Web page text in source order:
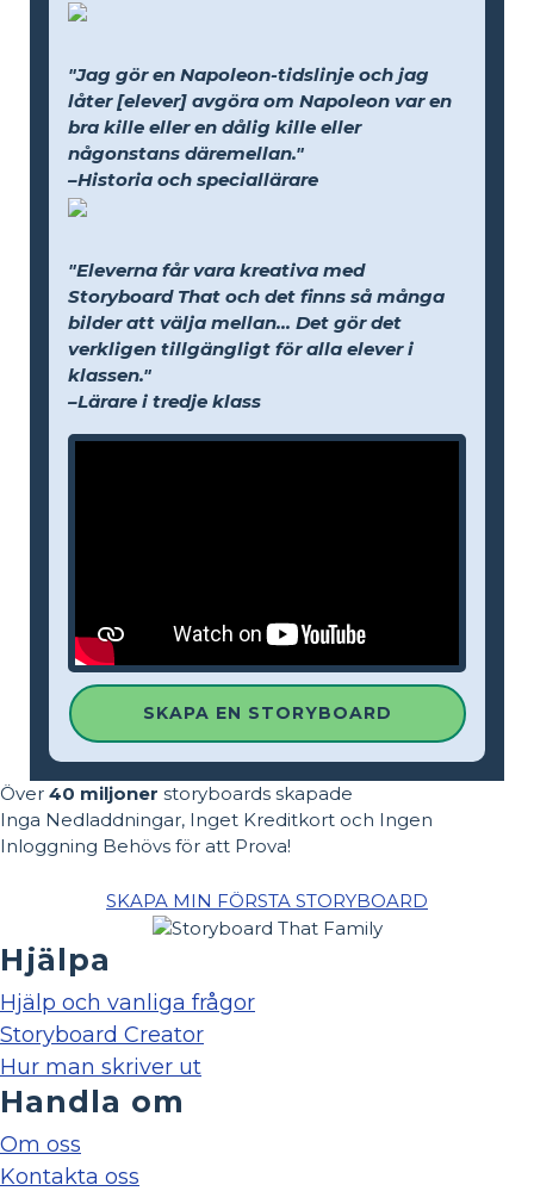
"Jag gör en Napoleon-tidslinje och jag
låter [elever] avgöra om Napoleon var en
bra kille eller en dålig kille eller
någonstans däremellan."
–Historia och speciallärare
"Eleverna får vara kreativa med
Storyboard That och det finns så många
bilder att välja mellan... Det gör det
verkligen tillgängligt för alla elever i
klassen."
–Lärare i tredje klass
SKAPA EN STORYBOARD
Över 40 miljoner storyboards skapade
Inga Nedladdningar, Inget Kreditkort och Ingen
Inloggning Behövs för att Prova!
SKAPA MIN FÖRSTA STORYBOARD
Hjälpa
Hjälp och vanliga frågor
Storyboard Creator
Hur man skriver ut
Handla om
Om oss
Kontakta oss